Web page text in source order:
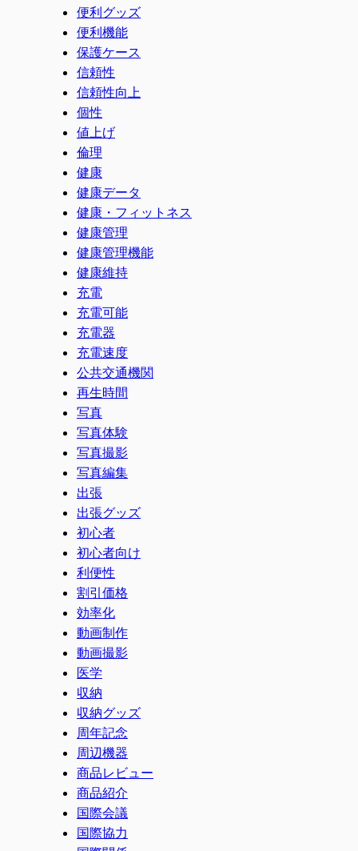
便利グッズ
便利機能
保護ケース
信頼性
信頼性向上
個性
値上げ
倫理
健康
健康データ
健康・フィットネス
健康管理
健康管理機能
健康維持
充電
充電可能
充電器
充電速度
公共交通機関
再生時間
写真
写真体験
写真撮影
写真編集
出張
出張グッズ
初心者
初心者向け
利便性
割引価格
効率化
動画制作
動画撮影
医学
収納
収納グッズ
周年記念
周辺機器
商品レビュー
商品紹介
国際会議
国際協力